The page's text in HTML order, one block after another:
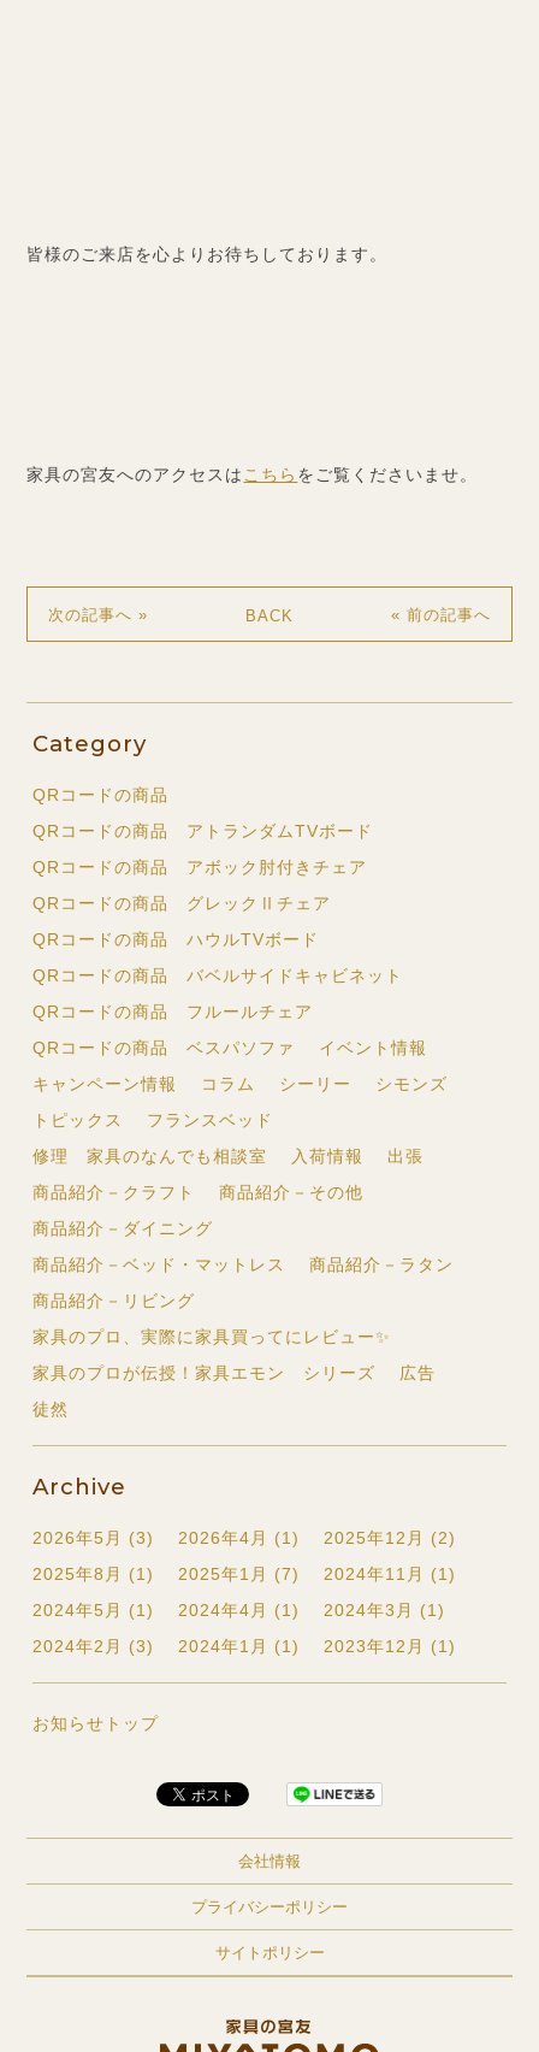
皆様のご来店を心よりお待ちしております。
家具の宮友へのアクセスはこちら をご覧くださいませ。
« 前の記事へ
BACK
次の記事へ »
Category
QRコードの商品
QRコードの商品 アトランダムTVボード
QRコードの商品 アボック肘付きチェア
QRコードの商品 グレックⅡチェア
QRコードの商品 ハウルTVボード
QRコードの商品 バベルサイドキャビネット
QRコードの商品 フルールチェア
QRコードの商品 ベスパソファ
イベント情報
キャンペーン情報
コラム シーリー
シモンズ
トピックス
フランスベッド
修理 家具のなんでも相談室
入荷情報
出張
商品紹介－クラフト
商品紹介－その他
商品紹介－ダイニング
商品紹介－ベッド・マットレス
商品紹介－ラタン
商品紹介－リビング
家具のプロ、実際に家具買ってにレビュー✨
家具のプロが伝授！家具エモン シリーズ
広告
徒然
Archive
2026年5月 (3) 2026年4月 (1)
2025年12月 (2)
2025年8月 (1)
2025年1月 (7)
2024年11月 (1)
2024年5月 (1)
2024年4月 (1)
2024年3月 (1)
2024年2月 (3)
2024年1月 (1) 2023年12月 (1)
お知らせトップ
会社情報
プライバシーポリシー
サイトポリシー